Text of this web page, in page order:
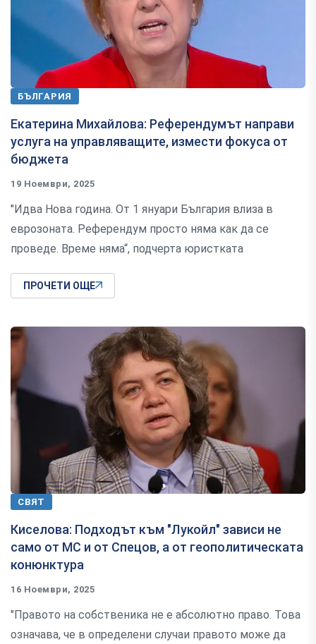
БЪЛГАРИЯ
Екатерина Михайлова: Референдумът направи
услуга на управляващите, измести фокуса от
бюджета
19 Ноември, 2025
"Идва Нова година. От 1 януари България влиза в
еврозоната. Референдум просто няма как да се
проведе. Време няма“, подчерта юристката
ПРОЧЕТИ ОЩЕ
СВЯТ
Киселова: Подходът към "Лукойл" зависи не
само от МС и от Спецов, а от геополитическата
конюнктура
16 Ноември, 2025
"Правото на собственика не е абсолютно право. Това
означава, че в определени случаи правото може да